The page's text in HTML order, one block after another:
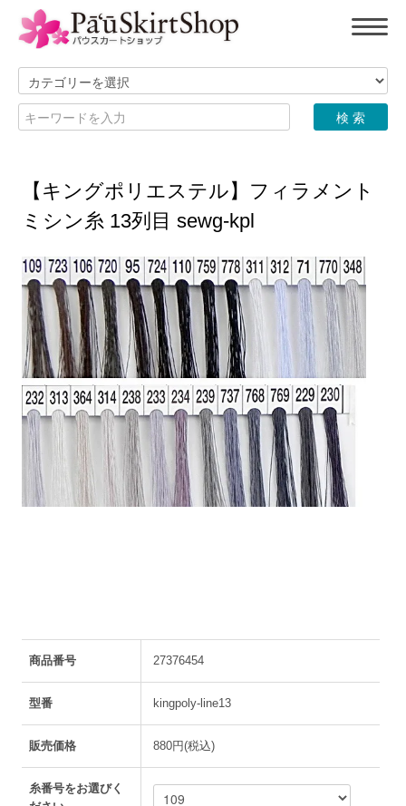
【キングポリエステル】フィラメント
ミシン糸 13列目 sewg-kpl
商品番号 27376454
型番 kingpoly-line13
販売価格 880円(税込)
糸番号をお選びく